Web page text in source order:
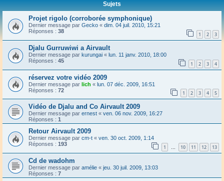
e
Sujets
Projet rigolo (corroborée symphonique)
Dernier message par Gecko « dim. 04 juil. 2010, 15:21
Réponses : 38 1 2 3
Djalu Gurruwiwi a Airvault
Dernier message par kurungai « lun. 11 janv. 2010, 18:00
Réponses : 45 1 2 3 4
réservez votre vidéo 2009
Dernier message par lich « lun. 07 déc. 2009, 16:51
Réponses : 72 1 2 3 4 5
Vidéo de Djalu and Co Airvault 2009
Dernier message par ernest « ven. 06 nov. 2009, 16:27
Réponses : 1
Retour Airvault 2009
Dernier message par cm-t « ven. 30 oct. 2009, 1:14
Réponses : 193 1 … 10 11 12 13
Cd de wadohm
Dernier message par amélie « jeu. 30 juil. 2009, 13:03
Réponses : 7